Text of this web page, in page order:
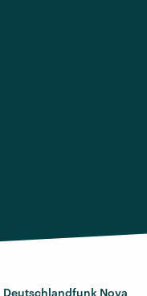
Deutschlandfunk Nova